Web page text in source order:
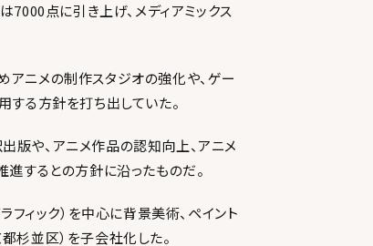
点に引き上げ、メディアミックス
ニメの制作スタジオの強化や、ゲー
する方針を打ち出していた。
版や、アニメ作品の認知向上、アニメ
進するとの方針に沿ったものだ。
ィック）を中心に背景美術、ペイント
杉並区）を子会社化した。